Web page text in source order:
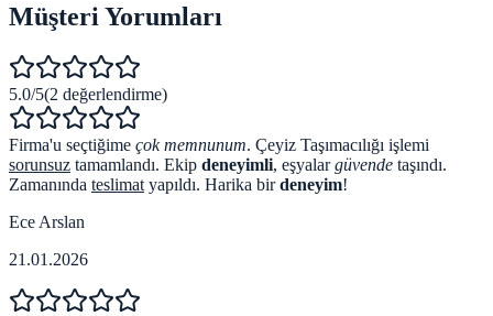
Müşteri Yorumları
5.0/5(2 değerlendirme)
Firma'u seçtiğime çok memnunum. Çeyiz Taşımacılığı işlemi
sorunsuz tamamlandı. Ekip deneyimli, eşyalargüvende taşındı.
Zamanında teslimat yapıldı. Harika birdeneyim!
Ece Arslan
21.01.2026